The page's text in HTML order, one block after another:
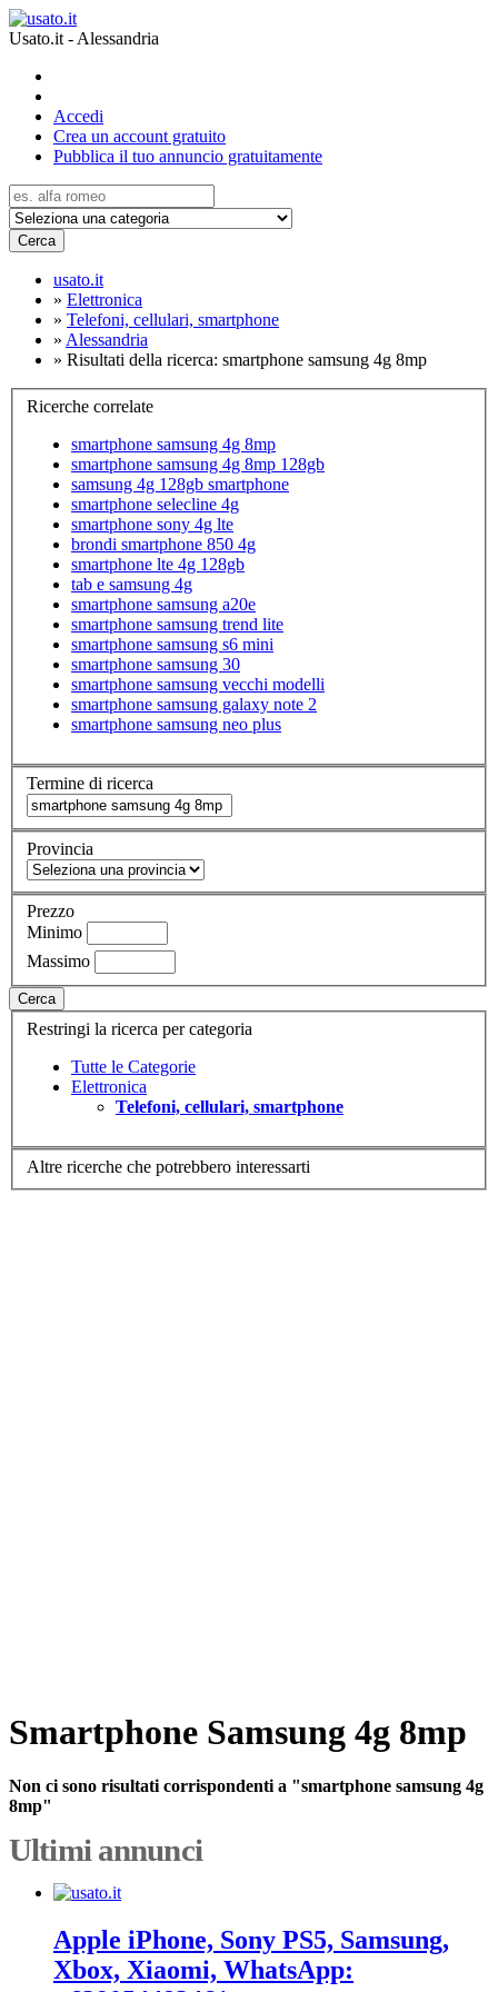
Usato.it - Alessandria
Accedi
Crea un account gratuito
Pubblica il tuo annuncio gratuitamente
Cerca
usato.it
» Elettronica
» Telefoni, cellulari, smartphone
» Alessandria
» Risultati della ricerca: smartphone samsung 4g 8mp
Ricerche correlate
smartphone samsung 4g 8mp
smartphone samsung 4g 8mp 128gb
samsung 4g 128gb smartphone
smartphone selecline 4g
smartphone sony 4g lte
brondi smartphone 850 4g
smartphone lte 4g 128gb
tab e samsung 4g
smartphone samsung a20e
smartphone samsung trend lite
smartphone samsung s6 mini
smartphone samsung 30
smartphone samsung vecchi modelli
smartphone samsung galaxy note 2
smartphone samsung neo plus
Termine di ricerca
Provincia
Prezzo
Minimo
Massimo
Cerca
Restringi la ricerca per categoria
Tutte le Categorie
Elettronica
Telefoni, cellulari, smartphone
Altre ricerche che potrebbero interessarti
Smartphone Samsung 4g 8mp
Non ci sono risultati corrispondenti a "smartphone samsung 4g
8mp"
Ultimi annunci
Apple iPhone, Sony PS5, Samsung,
Xbox, Xiaomi, WhatsApp: